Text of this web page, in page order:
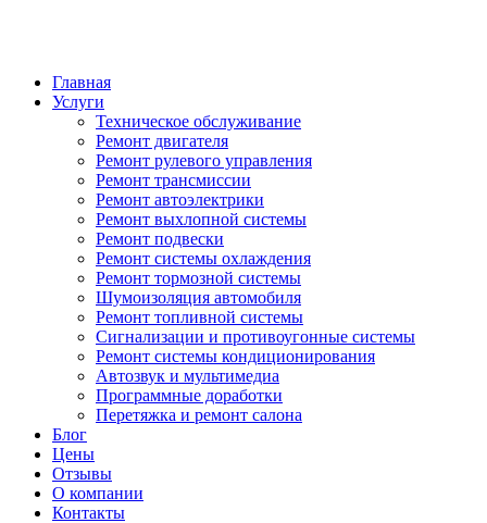
Главная
Услуги
Техническое обслуживание
Ремонт двигателя
Ремонт рулевого управления
Ремонт трансмиссии
Ремонт автоэлектрики
Ремонт выхлопной системы
Ремонт подвески
Ремонт системы охлаждения
Ремонт тормозной системы
Шумоизоляция автомобиля
Ремонт топливной системы
Сигнализации и противоугонные системы
Ремонт системы кондиционирования
Автозвук и мультимедиа
Программные доработки
Перетяжка и ремонт салона
Блог
Цены
Отзывы
О компании
Контакты